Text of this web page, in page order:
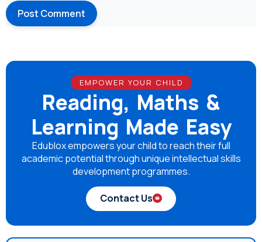
EMPOWER YOUR CHILD
Reading, Maths &
Learning Made Easy
Edublox empowers your child to reach their full
academic potential through unique intellectual skills
development programmes.
Contact Us